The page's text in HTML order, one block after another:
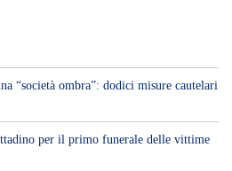
“società ombra”: dodici misure cautelari
per il primo funerale delle vittime